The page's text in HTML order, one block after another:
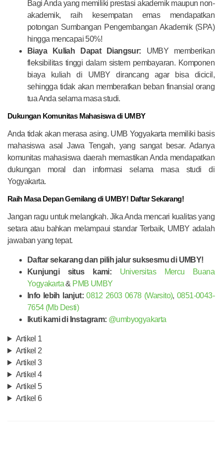
Bagi Anda yang memiliki prestasi akademik maupun non-
akademik, raih kesempatan emas mendapatkan
potongan Sumbangan Pengembangan Akademik (SPA)
hingga mencapai 50%!
Biaya Kuliah Dapat Diangsur: UMBY memberikan
fleksibilitas tinggi dalam sistem pembayaran. Komponen
biaya kuliah di UMBY dirancang agar bisa dicicil,
sehingga tidak akan memberatkan beban finansial orang
tua Anda selama masa studi.
Dukungan Komunitas Mahasiswa di UMBY
Anda tidak akan merasa asing. UMB Yogyakarta memiliki basis
mahasiswa asal Jawa Tengah, yang sangat besar. Adanya
komunitas mahasiswa daerah memastikan Anda mendapatkan
dukungan moral dan informasi selama masa studi di
Yogyakarta.
Raih Masa Depan Gemilang di UMBY! Daftar Sekarang!
Jangan ragu untuk melangkah. Jika Anda mencari kualitas yang
setara atau bahkan melampaui standar Terbaik, UMBY adalah
jawaban yang tepat.
Daftar sekarang dan pilih jalur suksesmu di UMBY!
Kunjungi situs kami:
Universitas Mercu Buana
Yogyakarta& PMB UMBY
Info lebih lanjut: 0812 2603 0678 (Warsito), 0851-0043-
7654 (Mb Desti)
Ikuti kami di Instagram: @umbyogyakarta
Artikel 1
Artikel 2
Artikel 3
Artikel 4
Artikel 5
Artikel 6